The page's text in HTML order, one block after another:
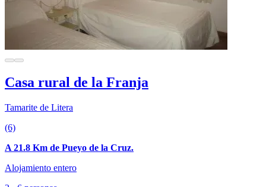
Casa rural de la Franja
Tamarite de Litera
(6)
A 21.8 Km de Pueyo de la Cruz.
Alojamiento entero